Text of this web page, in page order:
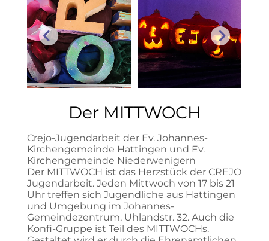
Der MITTWOCH
Crejo-Jugendarbeit der Ev. Johannes-
Kirchengemeinde Hattingen und Ev.
Kirchengemeinde Niederwenigern
Der MITTWOCH ist das Herzstück der CREJO
Jugendarbeit. Jeden Mittwoch von 17 bis 21
Uhr treffen sich Jugendliche aus Hattingen
und Umgebung im Johannes-
Gemeindezentrum, Uhlandstr. 32. Auch die
Konfi-Gruppe ist Teil des MITTWOCHs.